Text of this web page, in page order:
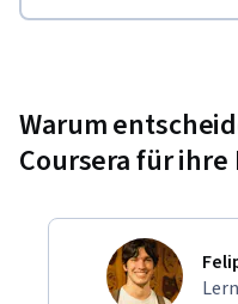
Warum
Coursera für ihre